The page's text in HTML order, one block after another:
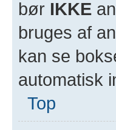
bør IKKE
bruges af
kan se
automatisk
Top